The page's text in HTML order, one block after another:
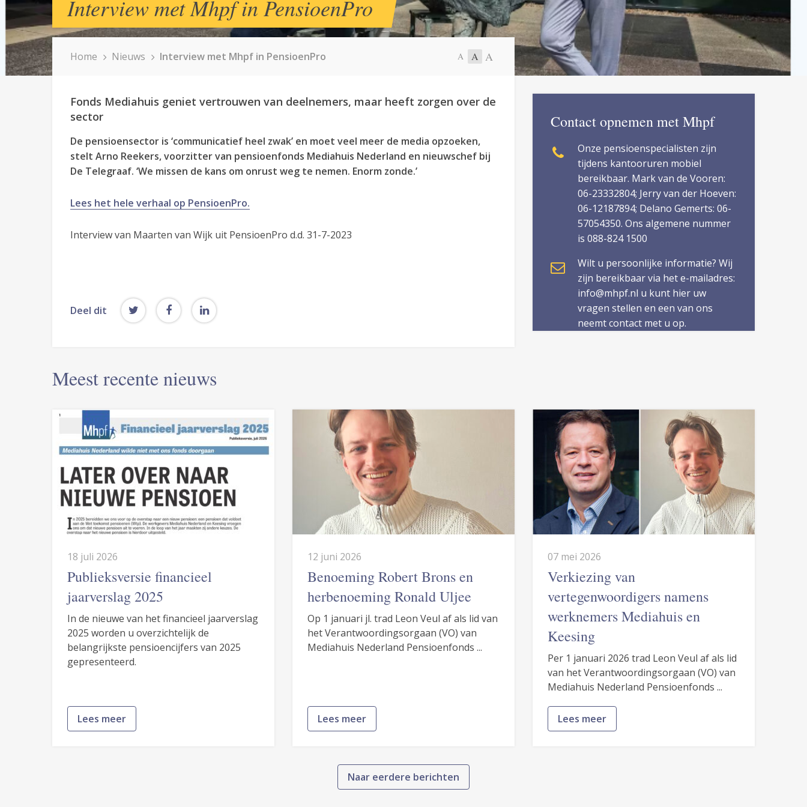
Interview met Mhpf in PensioenPro
Home Nieuws Interview met Mhpf in PensioenPro A A A
Fonds Mediahuis geniet vertrouwen van deelnemers, maar heeft zorgen over de
sector
De pensioensector is ‘communicatief heel zwak’ en moet veel meer de media opzoeken,
stelt Arno Reekers, voorzitter van pensioenfonds Mediahuis Nederland en nieuwschef bij
De Telegraaf. ‘We missen de kans om onrust weg te nemen. Enorm zonde.’
Lees het hele verhaal op PensioenPro.
Interview van Maarten van Wijk uit PensioenPro d.d. 31-7-2023
Deel dit
Contact opnemen met Mhpf
Onze pensioenspecialisten zijn
tijdens kantooruren mobiel
bereikbaar. Mark van de Vooren:
06-23332804; Jerry van der Hoeven:
06-12187894; Delano Gemerts: 06-
57054350. Ons algemene nummer
is 088-824 1500
Wilt u persoonlijke informatie? Wij
zijn bereikbaar via het e-mailadres:
info@mhpf.nl u kunt hier uw
vragen stellen en een van ons
neemt contact met u op.
Meest recente nieuws
18 juli 2026
Publieksversie financieel
jaarverslag 2025
In de nieuwe van het financieel jaarverslag
2025 worden u overzichtelijk de
belangrijkste pensioencijfers van 2025
gepresenteerd.
Lees meer
12 juni 2026
Benoeming Robert Brons en
herbenoeming Ronald Uljee
Op 1 januari jl. trad Leon Veul af als lid van
het Verantwoordingsorgaan (VO) van
Mediahuis Nederland Pensioenfonds ...
Lees meer
07 mei 2026
Verkiezing van
vertegenwoordigers namens
werknemers Mediahuis en
Keesing
Per 1 januari 2026 trad Leon Veul af als lid
van het Verantwoordingsorgaan (VO) van
Mediahuis Nederland Pensioenfonds ...
Lees meer
Naar eerdere berichten